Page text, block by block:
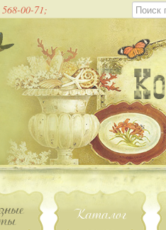
00-71;
Каталог